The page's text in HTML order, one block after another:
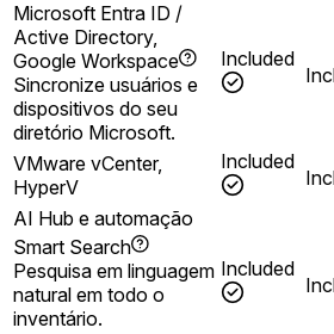
Microsoft Entra ID /
Active Directory,
Google Workspace
Sincronize usuários e
dispositivos do seu
diretório Microsoft.
Included
VMware vCenter,
HyperV
Included
AI Hub e automação
Smart Search
Pesquisa em linguagem
natural em todo o
inventário.
Included